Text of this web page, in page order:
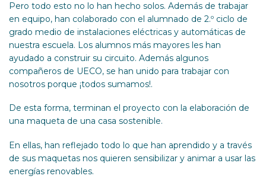
Pero todo esto no lo han hecho solos. Además de trabajar
en equipo, han colaborado con el alumnado de 2.º ciclo de
grado medio de instalaciones eléctricas y automáticas de
nuestra escuela. Los alumnos más mayores les han
ayudado a construir su circuito. Además algunos
compañeros de UECO, se han unido para trabajar con
nosotros porque ¡todos sumamos!.
De esta forma, terminan el proyecto con la elaboración de
una maqueta de una casa sostenible.
En ellas, han reflejado todo lo que han aprendido y a través
de sus maquetas nos quieren sensibilizar y animar a usar las
energías renovables.